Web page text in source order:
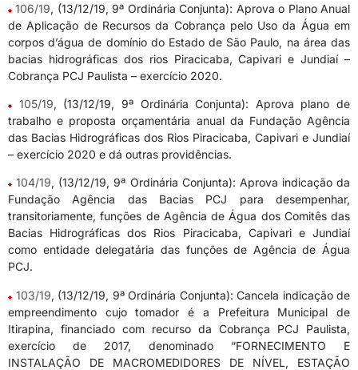
106/19, (13/12/19, 9ª Ordinária Conjunta): Aprova o Plano Anual
de Aplicação de Recursos da Cobrança pelo Uso da Água em
corpos d’água de domínio do Estado de São Paulo, na área das
bacias hidrográficas dos rios Piracicaba, Capivari e Jundiaí –
Cobrança PCJ Paulista – exercício 2020.
105/19, (13/12/19, 9ª Ordinária Conjunta): Aprova plano de
trabalho e proposta orçamentária anual da Fundação Agência
das Bacias Hidrográficas dos Rios Piracicaba, Capivari e Jundiaí
– exercício 2020 e dá outras providências.
104/19, (13/12/19, 9ª Ordinária Conjunta): Aprova indicação da
Fundação Agência das Bacias PCJ para desempenhar,
transitoriamente, funções de Agência de Água dos Comitês das
Bacias Hidrográficas dos Rios Piracicaba, Capivari e Jundiaí
como entidade delegatária das funções de Agência de Água
PCJ.
103/19, (13/12/19, 9ª Ordinária Conjunta): Cancela indicação de
empreendimento cujo tomador é a Prefeitura Municipal de
Itirapina, financiado com recurso da Cobrança PCJ Paulista,
exercício de 2017, denominado “FORNECIMENTO E
INSTALAÇÃO DE MACROMEDIDORES DE NÍVEL, ESTAÇÃO